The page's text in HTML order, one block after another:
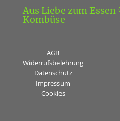
Aus Liebe zum
Kombüse
AGB
|
Widerrufsbelehrung
|
Datenschutz
|
Impressum
|
Cookies